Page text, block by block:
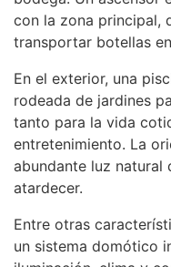
con la zona principal,
transportar botellas
En el exterior, una
rodeada de jardines
tanto para la vida
entretenimiento. La
abundante luz natural
atardecer.
Entre otras
un sistema domótico